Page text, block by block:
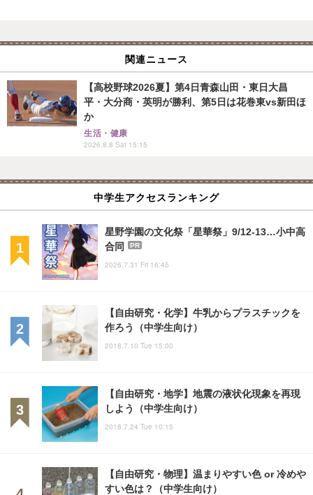
関連ニュース
【高校野球2026夏】第4日青森山田・東日大昌
平・大分商・英明が勝利、第5日は花巻東vs新田ほ
か
生活・健康
2026.8.8 Sat 15:15
中学生アクセスランキング
星野学園の文化祭「星華祭」9/12-13…小中高
合同
PR
2026.7.31 Fri 16:45
【自由研究・化学】牛乳からプラスチックを
作ろう（中学生向け）
2018.7.10 Tue 15:00
【自由研究・地学】地震の液状化現象を再現
しよう（中学生向け）
2018.7.24 Tue 10:15
【自由研究・物理】温まりやすい色 or 冷めや
すい色は？（中学生向け）